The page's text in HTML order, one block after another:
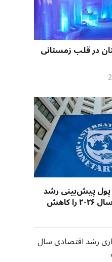
در قلب زمستانی
پول پیش‌بینی رشد
اقتصادی جهان در سال ۲۰۲۶ را کاهش
رشد اقتصادی سال